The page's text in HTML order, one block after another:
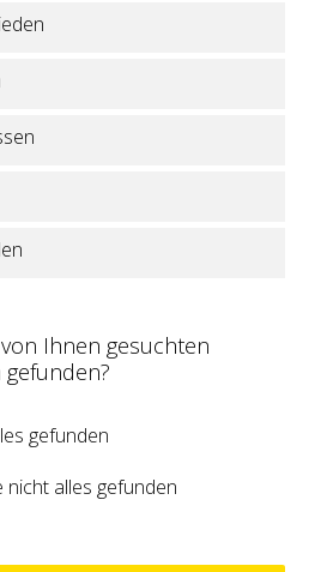
Ihnen gesuchten
gefunden
nicht alles gefunden